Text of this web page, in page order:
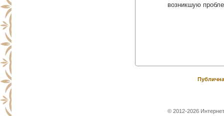
возникшую
© 2012-2026